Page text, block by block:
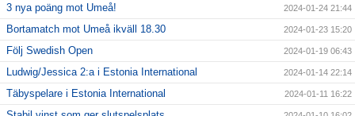
3 nya poäng mot Umeå! 2024-01-24 21:44
Bortamatch mot Umeå ikväll 18.30 2024-01-23 15:20
Följ Swedish Open 2024-01-19 06:43
Ludwig/Jessica 2:a i Estonia International 2024-01-14 22:14
Täbyspelare i Estonia International 2024-01-11 16:22